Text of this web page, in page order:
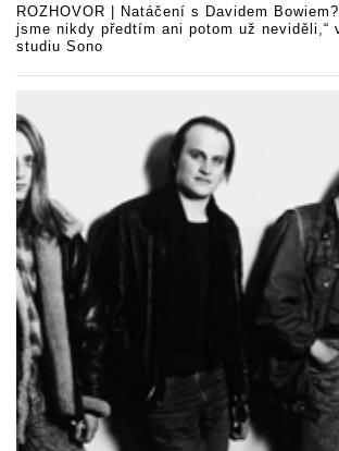
ROZHOVOR | Natáčení s Davidem
jsme nikdy předtím ani potom už neviděli,“
studiu Sono